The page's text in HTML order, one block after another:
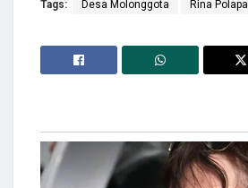
Tags: Desa Molonggota Rina Polapa